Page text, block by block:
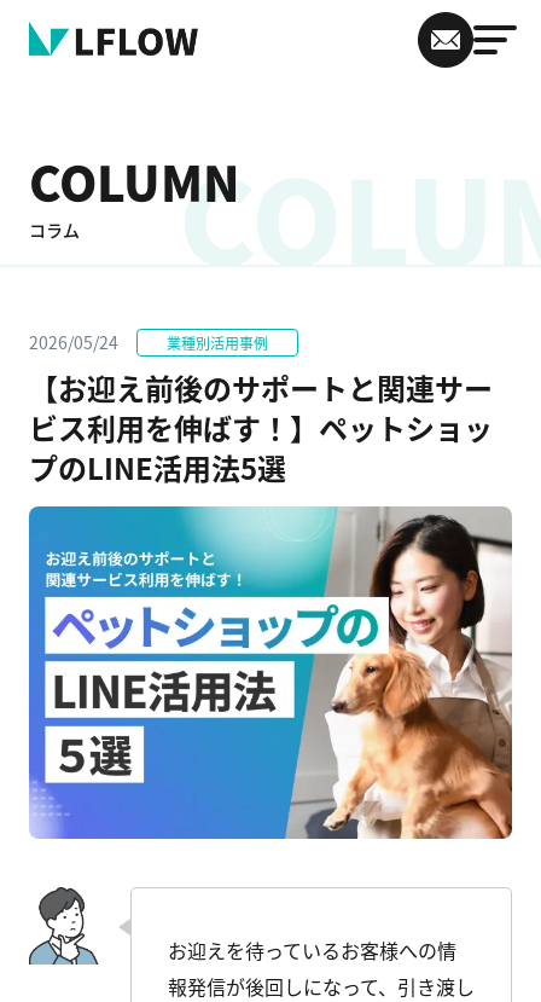
COLUMN
コラム
2026/05/24 業種別活用事例
【お迎え前後のサポートと関連サー
ビス利用を伸ばす！】ペットショッ
プのLINE活用法5選
お迎えを待っているお客様への情
報発信が後回しになって、引き渡し